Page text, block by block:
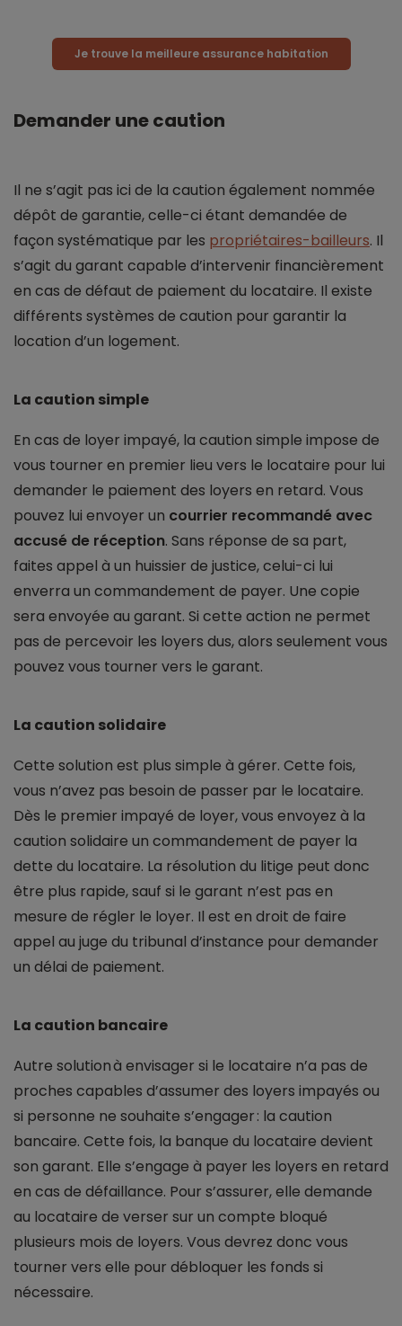
Je trouve la meilleure assurance habitation
Demander une caution
Il ne s’agit pas ici de la caution également nommée
dépôt de garantie, celle-ci étant demandée de
façon systématique par les propriétaires-bailleurs. Il
s’agit du garant capable d’intervenir financièrement
en cas de défaut de paiement du locataire. Il existe
différents systèmes de caution pour garantir la
location d’un logement.
La caution simple
En cas de loyer impayé, la caution simple impose de
vous tourner en premier lieu vers le locataire pour lui
demander le paiement des loyers en retard. Vous
pouvez lui envoyer un courrier recommandé avec
accusé de réception. Sans réponse de sa part,
faites appel à un huissier de justice, celui-ci lui
enverra un commandement de payer. Une copie
sera envoyée au garant. Si cette action ne permet
pas de percevoir les loyers dus, alors seulement vous
pouvez vous tourner vers le garant.
La caution solidaire
Cette solution est plus simple à gérer. Cette fois,
vous n’avez pas besoin de passer par le locataire.
Dès le premier impayé de loyer, vous envoyez à la
caution solidaire un commandement de payer la
dette du locataire. La résolution du litige peut donc
être plus rapide, sauf si le garant n’est pas en
mesure de régler le loyer. Il est en droit de faire
appel au juge du tribunal d’instance pour demander
un délai de paiement.
La caution bancaire
Autre solution à envisager si le locataire n’a pas de
proches capables d’assumer des loyers impayés ou
si personne ne souhaite s’engager : la caution
bancaire. Cette fois, la banque du locataire devient
son garant. Elle s’engage à payer les loyers en retard
en cas de défaillance. Pour s’assurer, elle demande
au locataire de verser sur un compte bloqué
plusieurs mois de loyers. Vous devrez donc vous
tourner vers elle pour débloquer les fonds si
nécessaire.